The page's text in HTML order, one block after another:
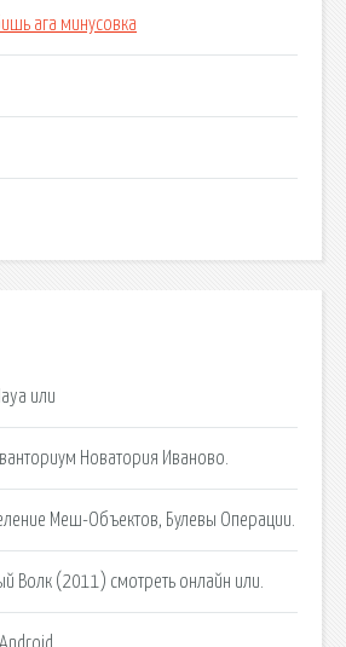
ага минусовка
или
Новатория Иваново.
Меш-Объектов, Булевы Операции.
Волк (2011) смотреть онлайн или.